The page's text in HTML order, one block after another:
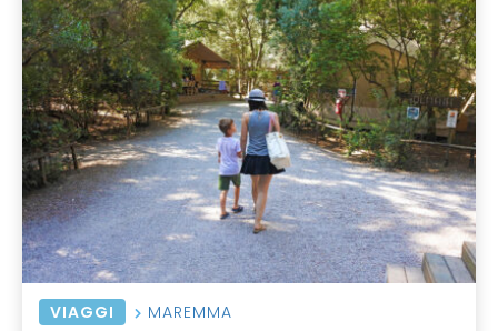
VIAGGI MAREMMA